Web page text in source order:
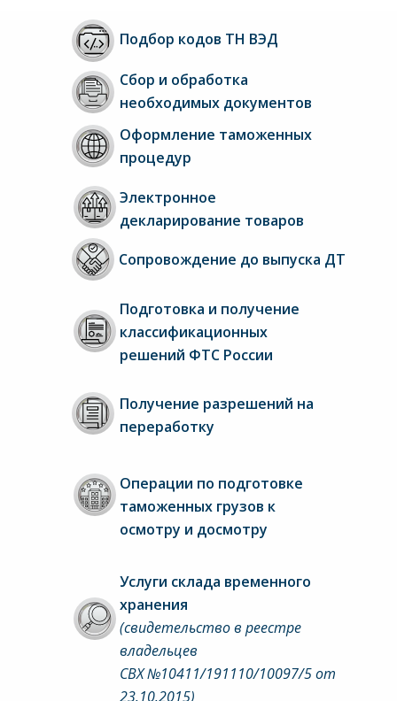
Подбор кодов ТН ВЭД
Сбор и обработка
необходимых документов
Оформление таможенных
процедур
Электронное
декларирование товаров
Сопровождение до выпуска ДТ
Подготовка и получение
классификационных
решений ФТС России
Получение разрешений на
переработку
Услуги склада временного
хранения
(свидетельство в реестре
владельцев
СВХ №10411/191110/10097/5 от
23.10.2015)
Операции по подготовке
таможенных грузов к
осмотру и досмотру